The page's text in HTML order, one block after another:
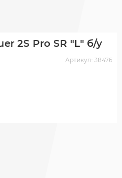
2S Pro SR "L" б/у
Артикул: 38476